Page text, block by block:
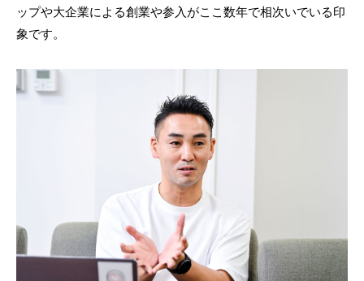
ップや大企業による創業や参入がここ数年で相次いでいる印
象です。